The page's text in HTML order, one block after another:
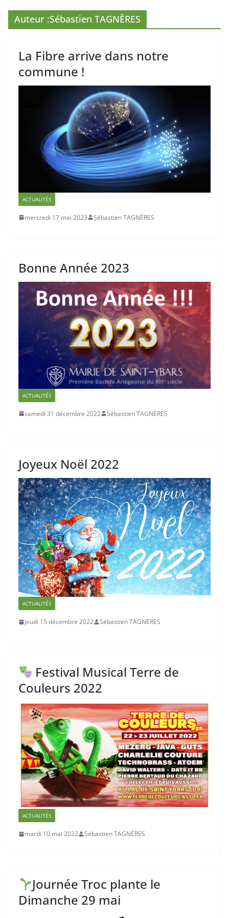
Auteur :Sébastien TAGNÈRES
La Fibre arrive dans notre
commune !
ACTUALITÉS
mercredi 17 mai 2023 Sébastien TAGNÈRES
Bonne Année 2023
ACTUALITÉS
samedi 31 décembre 2022 Sébastien TAGNÈRES
Joyeux Noël 2022
ACTUALITÉS
jeudi 15 décembre 2022 Sébastien TAGNÈRES
Festival Musical Terre de
Couleurs 2022
ACTUALITÉS
mardi 10 mai 2022 Sébastien TAGNÈRES
Journée Troc plante le
Dimanche 29 mai